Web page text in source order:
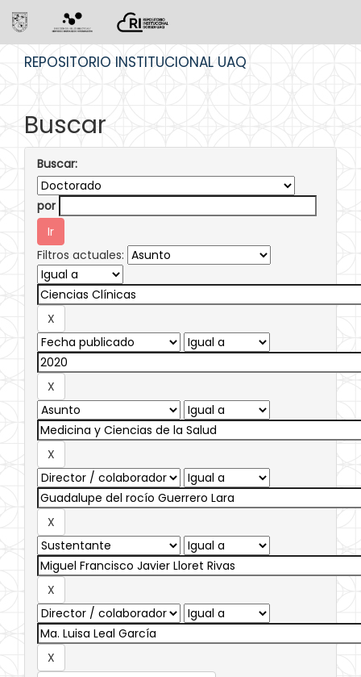
REPOSITORIO INSTITUCIONAL UAQ
Buscar
Buscar:
por
Filtros actuales: